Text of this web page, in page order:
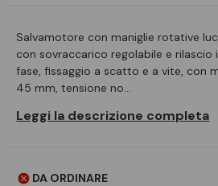
Salvamotore con maniglie rotative
con sovraccarico regolabile e
fase, fissaggio a scatto e a vite, con
45 mm, tensione no…
Leggi la descrizione completa
DA ORDINARE